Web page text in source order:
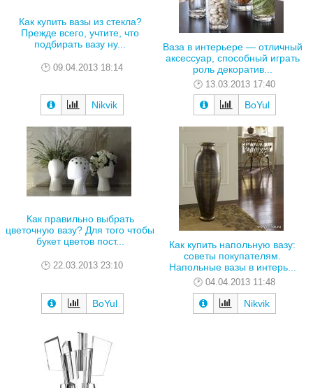
Как купить вазы из стекла?
Прежде всего, учтите, что
подбирать вазу ну...
09.04.2013 18:14
Nikvik
Ваза в интерьере — отличный
аксессуар, способный играть
роль декоратив...
13.03.2013 17:40
BoYul
Как правильно выбрать
цветочную вазу? Для того чтобы
букет цветов пост...
22.03.2013 23:10
BoYul
Как купить напольную вазу:
советы покупателям.
Напольные вазы в интерь...
04.04.2013 11:48
Nikvik